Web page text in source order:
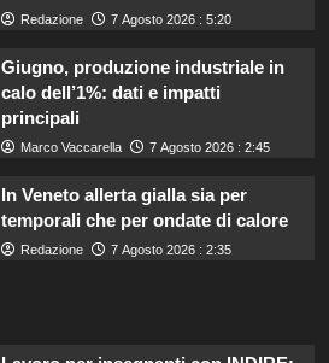
Redazione 7 Agosto 2026 : 5:20
Giugno, produzione industriale in
calo dell’1%: dati e impatti
principali
Marco Vaccarella 7 Agosto 2026 : 2:45
In Veneto allerta gialla sia per
temporali che per ondate di calore
Redazione 7 Agosto 2026 : 2:35